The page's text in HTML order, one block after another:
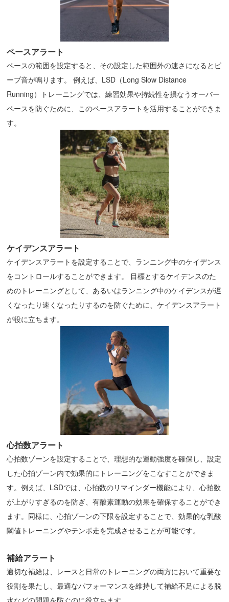
ペースアラート
ペースの範囲を設定すると、その設定した範囲外の速さになるとビ
ープ音が鳴ります。 例えば、LSD（Long Slow Distance
Running）トレーニングでは、練習効果や持続性を損なうオーバー
ペースを防ぐために、このペースアラートを活用することができま
す。
ケイデンスアラート
ケイデンスアラートを設定することで、ランニング中のケイデンス
をコントロールすることができます。 目標とするケイデンスのた
めのトレーニングとして、あるいはランニング中のケイデンスが遅
くなったり速くなったりするのを防ぐために、ケイデンスアラート
が役に立ちます。
心拍数アラート
心拍数ゾーンを設定することで、理想的な運動強度を確保し、設定
した心拍ゾーン内で効果的にトレーニングをこなすことができま
す。例えば、LSDでは、心拍数のリマインダー機能により、心拍数
が上がりすぎるのを防ぎ、有酸素運動の効果を確保することができ
ます。同様に、心拍ゾーンの下限を設定することで、効果的な乳酸
閾値トレーニングやテンポ走を完成させることが可能です。
補給アラート
適切な補給は、レースと日常のトレーニングの両方において重要な
役割を果たし、最適なパフォーマンスを維持して補給不足による脱
水などの問題を防ぐのに役立ちます。